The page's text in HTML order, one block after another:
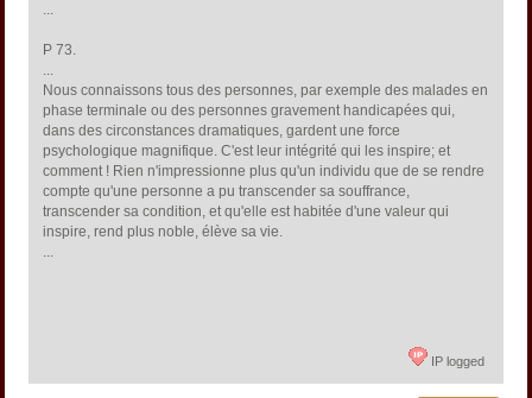
...
P 73.
...
Nous connaissons tous des personnes, par exemple des malades en
phase terminale ou des personnes gravement handicapées qui,
dans des circonstances dramatiques, gardent une force
psychologique magnifique. C'est leur intégrité qui les inspire; et
comment ! Rien n'impressionne plus qu'un individu que de se rendre
compte qu'une personne a pu transcender sa souffrance,
transcender sa condition, et qu'elle est habitée d'une valeur qui
inspire, rend plus noble, élève sa vie.
...
IP logged